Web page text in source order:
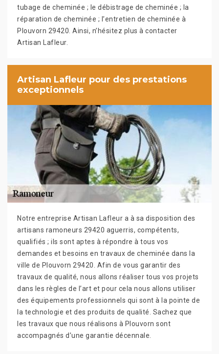
tubage de cheminée ; le débistrage de cheminée ; la
réparation de cheminée ; l’entretien de cheminée à
Plouvorn 29420. Ainsi, n’hésitez plus à contacter
Artisan Lafleur.
Artisan Lafleur pour des prestations
exceptionnels
Notre entreprise Artisan Lafleur a à sa disposition des
artisans ramoneurs 29420 aguerris, compétents,
qualifiés ; ils sont aptes à répondre à tous vos
demandes et besoins en travaux de cheminée dans la
ville de Plouvorn 29420. Afin de vous garantir des
travaux de qualité, nous allons réaliser tous vos projets
dans les règles de l’art et pour cela nous allons utiliser
des équipements professionnels qui sont à la pointe de
la technologie et des produits de qualité. Sachez que
les travaux que nous réalisons à Plouvorn sont
accompagnés d’une garantie décennale.